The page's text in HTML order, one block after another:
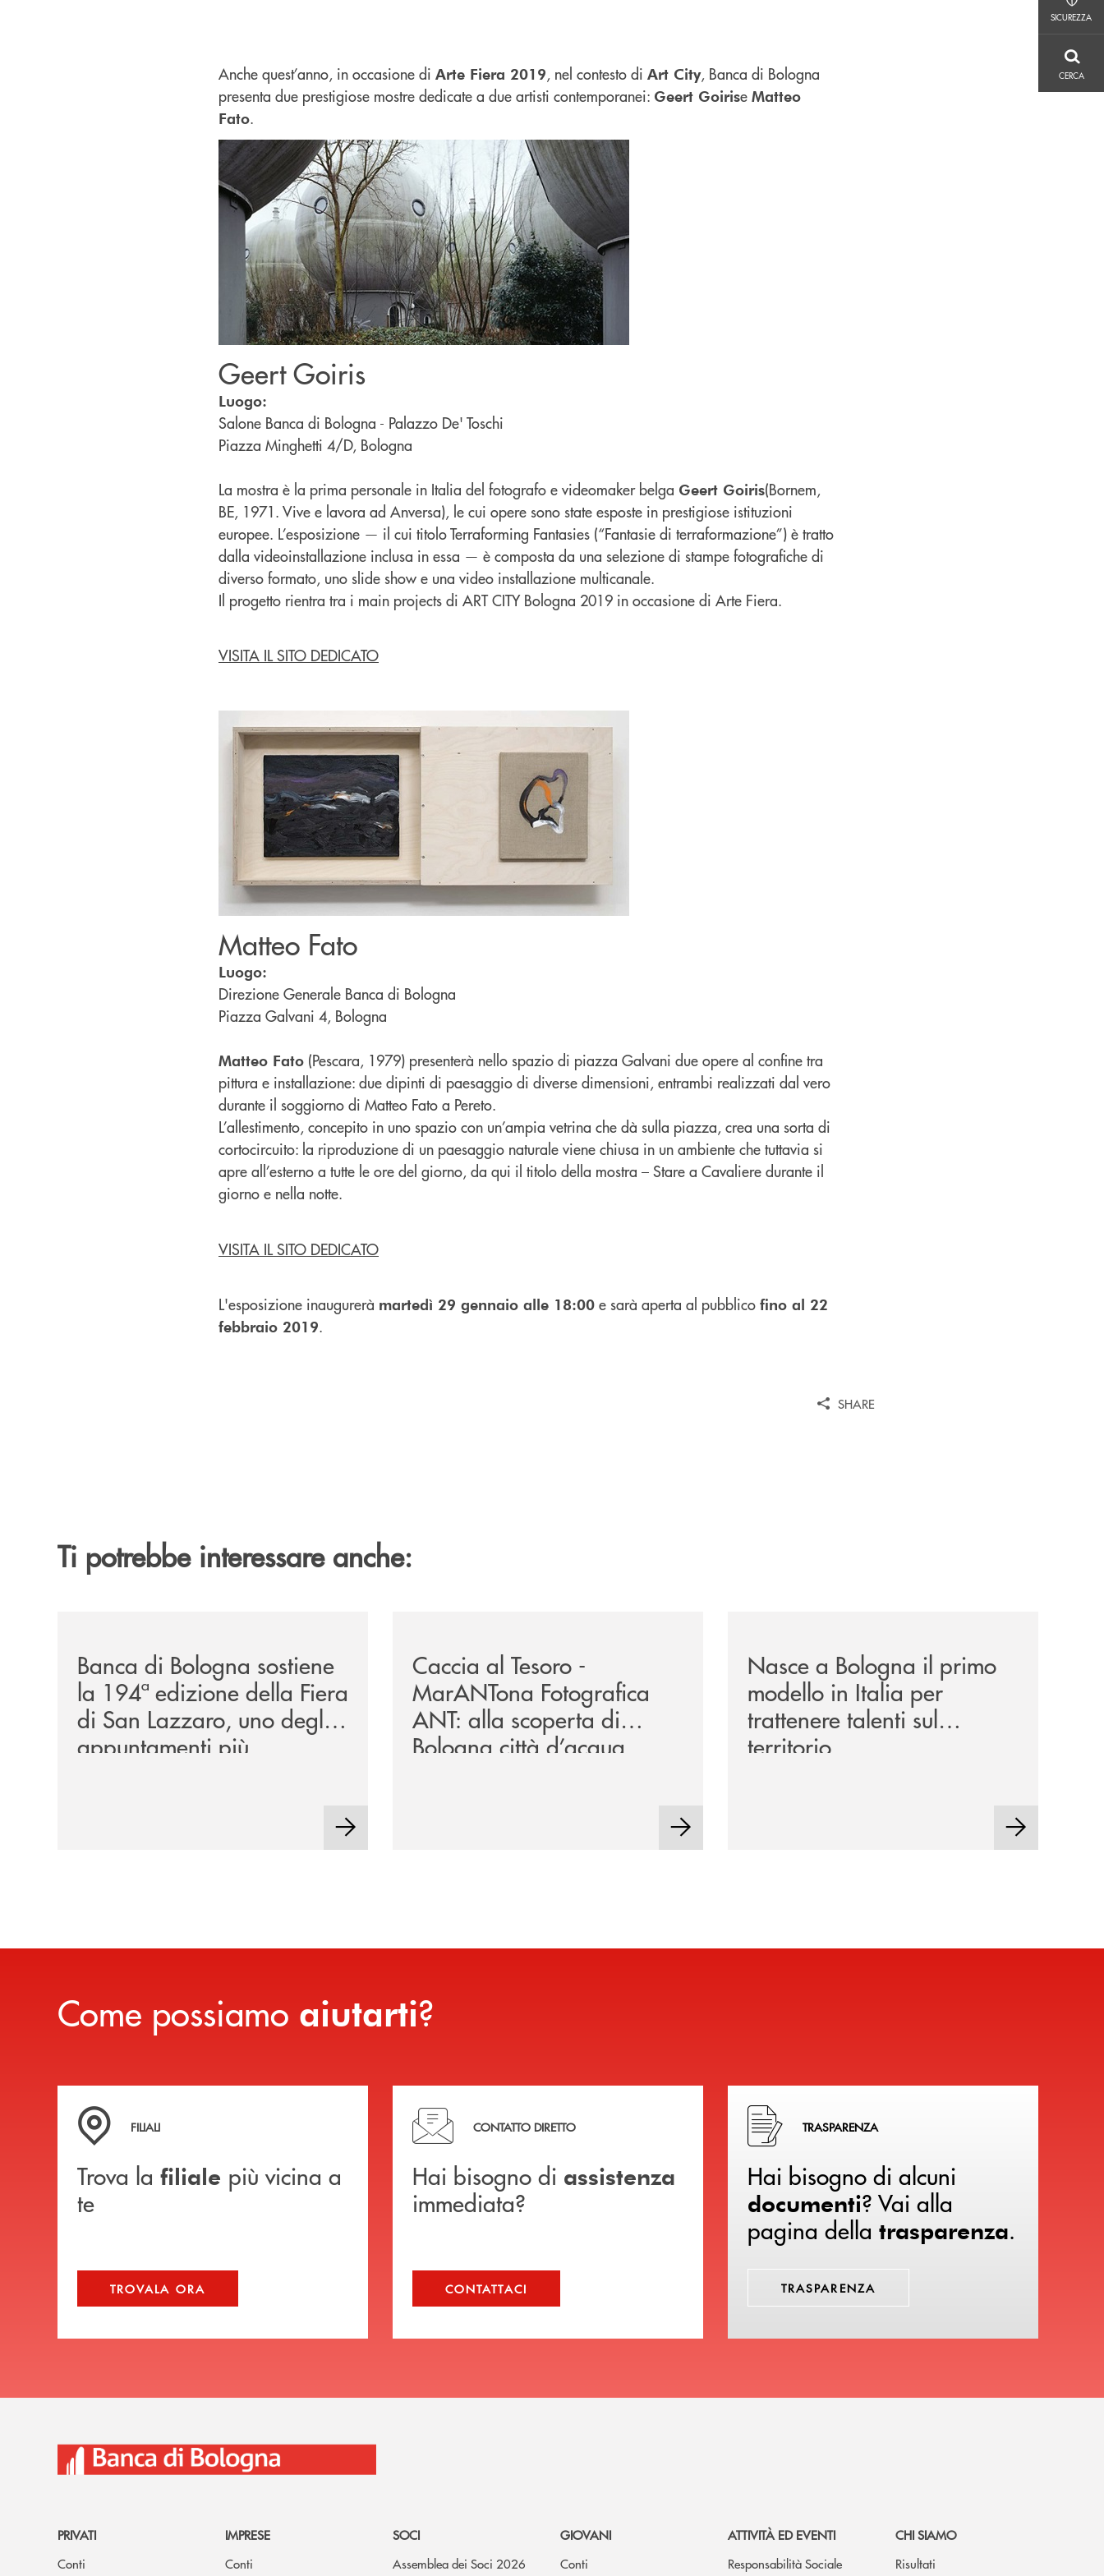
SICUREZZA
CERCA
Anche quest’anno, in occasione di Arte Fiera 2019, nel contesto di Art City, Banca di Bologna
presenta due prestigiose mostre dedicate a due artisti contemporanei: Geert Goirise Matteo
Fato.
Geert Goiris
Luogo:
Salone Banca di Bologna - Palazzo De' Toschi
Piazza Minghetti 4/D, Bologna
La mostra è la prima personale in Italia del fotografo e videomaker belga Geert Goiris(Bornem,
BE, 1971. Vive e lavora ad Anversa), le cui opere sono state esposte in prestigiose istituzioni
europee. L’esposizione — il cui titolo Terraforming Fantasies (“Fantasie di terraformazione”) è tratto
dalla videoinstallazione inclusa in essa — è composta da una selezione di stampe fotografiche di
diverso formato, uno slide show e una video installazione multicanale.
Il progetto rientra tra i main projects di ART CITY Bologna 2019 in occasione di Arte Fiera.
VISITA IL SITO DEDICATO
Matteo Fato
Luogo:
Direzione Generale Banca di Bologna
Piazza Galvani 4, Bologna
Matteo Fato (Pescara, 1979) presenterà nello spazio di piazza Galvani due opere al confine tra
pittura e installazione: due dipinti di paesaggio di diverse dimensioni, entrambi realizzati dal vero
durante il soggiorno di Matteo Fato a Pereto.
L’allestimento, concepito in uno spazio con un’ampia vetrina che dà sulla piazza, crea una sorta di
cortocircuito: la riproduzione di un paesaggio naturale viene chiusa in un ambiente che tuttavia si
apre all’esterno a tutte le ore del giorno, da qui il titolo della mostra – Stare a Cavaliere durante il
giorno e nella notte.
VISITA IL SITO DEDICATO
L'esposizione inaugurerà martedì 29 gennaio alle 18:00 e sarà aperta al pubblico fino al 22
febbraio 2019.
SHARE
Ti potrebbe interessare anche:
Banca di Bologna sostiene
la 194ª edizione della Fiera
di San Lazzaro, uno degli
appuntamenti più
Caccia al Tesoro -
MarANTona Fotografica
ANT: alla scoperta di
Bologna città d’acqua
Nasce a Bologna il primo
modello in Italia per
trattenere talenti sul
territorio
Come possiamo aiutarti?
Trova la filiale più vicina a te
FILIALI
Trova la filiale più vicina a
te
TROVALA ORA
Hai bisogno di assistenza immediata?
CONTATTO DIRETTO
Hai bisogno di assistenza
immediata?
CONTATTACI
Hai bisogno di alcuni documenti ? Vai alla pagina della
TRASPARENZA
Hai bisogno di alcuni
documenti? Vai alla
pagina della trasparenza.
TRASPARENZA
PRIVATI
Conti
IMPRESE
Conti
SOCI
Assemblea dei Soci 2026
GIOVANI
Conti
ATTIVITÀ ED EVENTI
Responsabilità Sociale
CHI SIAMO
Risultati